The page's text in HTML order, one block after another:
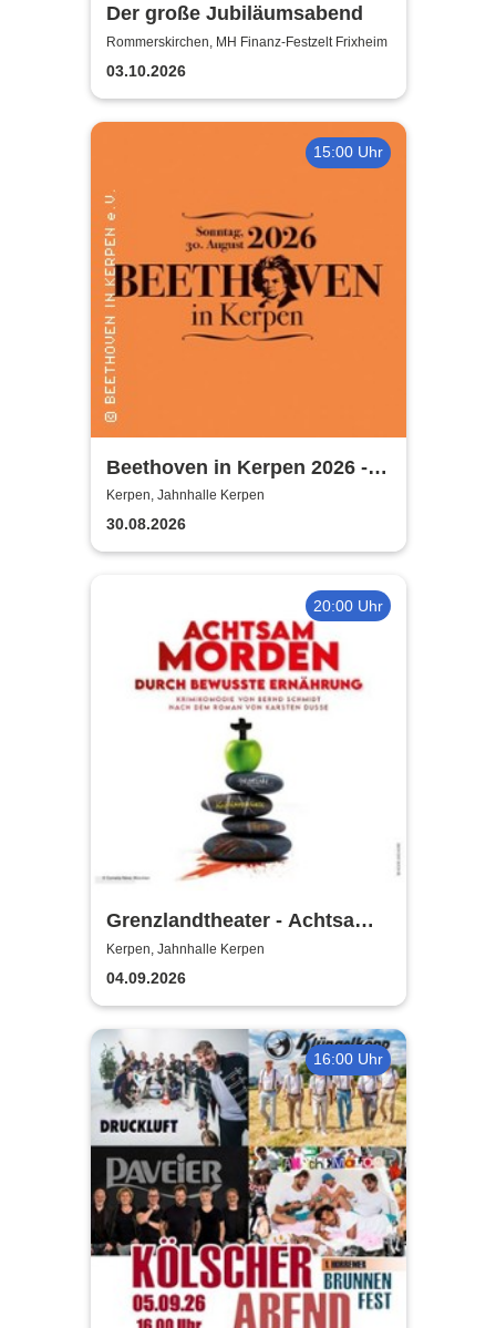
Der große Jubiläumsabend
Rommerskirchen, MH Finanz-Festzelt Frixheim
03.10.2026
15:00 Uhr
Beethoven in Kerpen 2026 -
Sommerkonzerte 2026
Kerpen, Jahnhalle Kerpen
30.08.2026
20:00 Uhr
Grenzlandtheater - Achtsam
Morden durch bewusste
Ernährung
Kerpen, Jahnhalle Kerpen
04.09.2026
16:00 Uhr